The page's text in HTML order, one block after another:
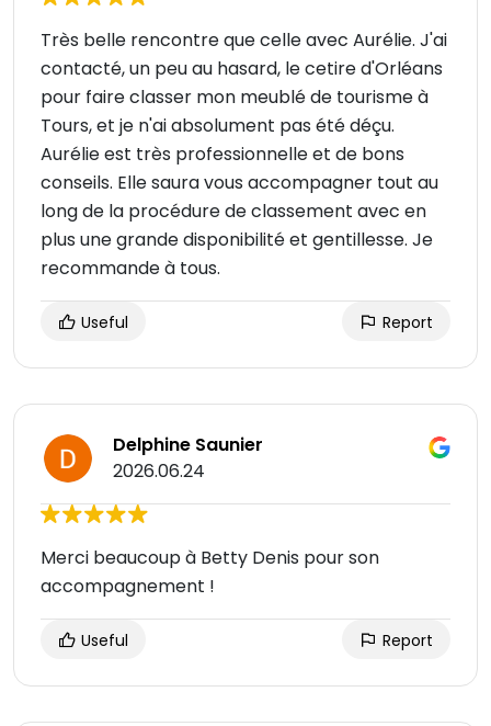
Très belle rencontre que celle avec Aurélie. J'ai
contacté, un peu au hasard, le cetire d'Orléans
pour faire classer mon meublé de tourisme à
Tours, et je n'ai absolument pas été déçu.
Aurélie est très professionnelle et de bons
conseils. Elle saura vous accompagner tout au
long de la procédure de classement avec en
plus une grande disponibilité et gentillesse. Je
recommande à tous.
Useful Report
Delphine Saunier
2026.06.24
Merci beaucoup à Betty Denis pour son
accompagnement !
Useful Report